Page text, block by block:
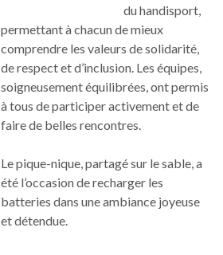
du handisport,
permettant à chacun de mieux
comprendre les valeurs de solidarité,
de respect et d’inclusion. Les équipes,
soigneusement équilibrées, ont permis
à tous de participer activement et de
faire de belles rencontres.
Le pique-nique, partagé sur le sable, a
été l’occasion de recharger les
batteries dans une ambiance joyeuse
et détendue.